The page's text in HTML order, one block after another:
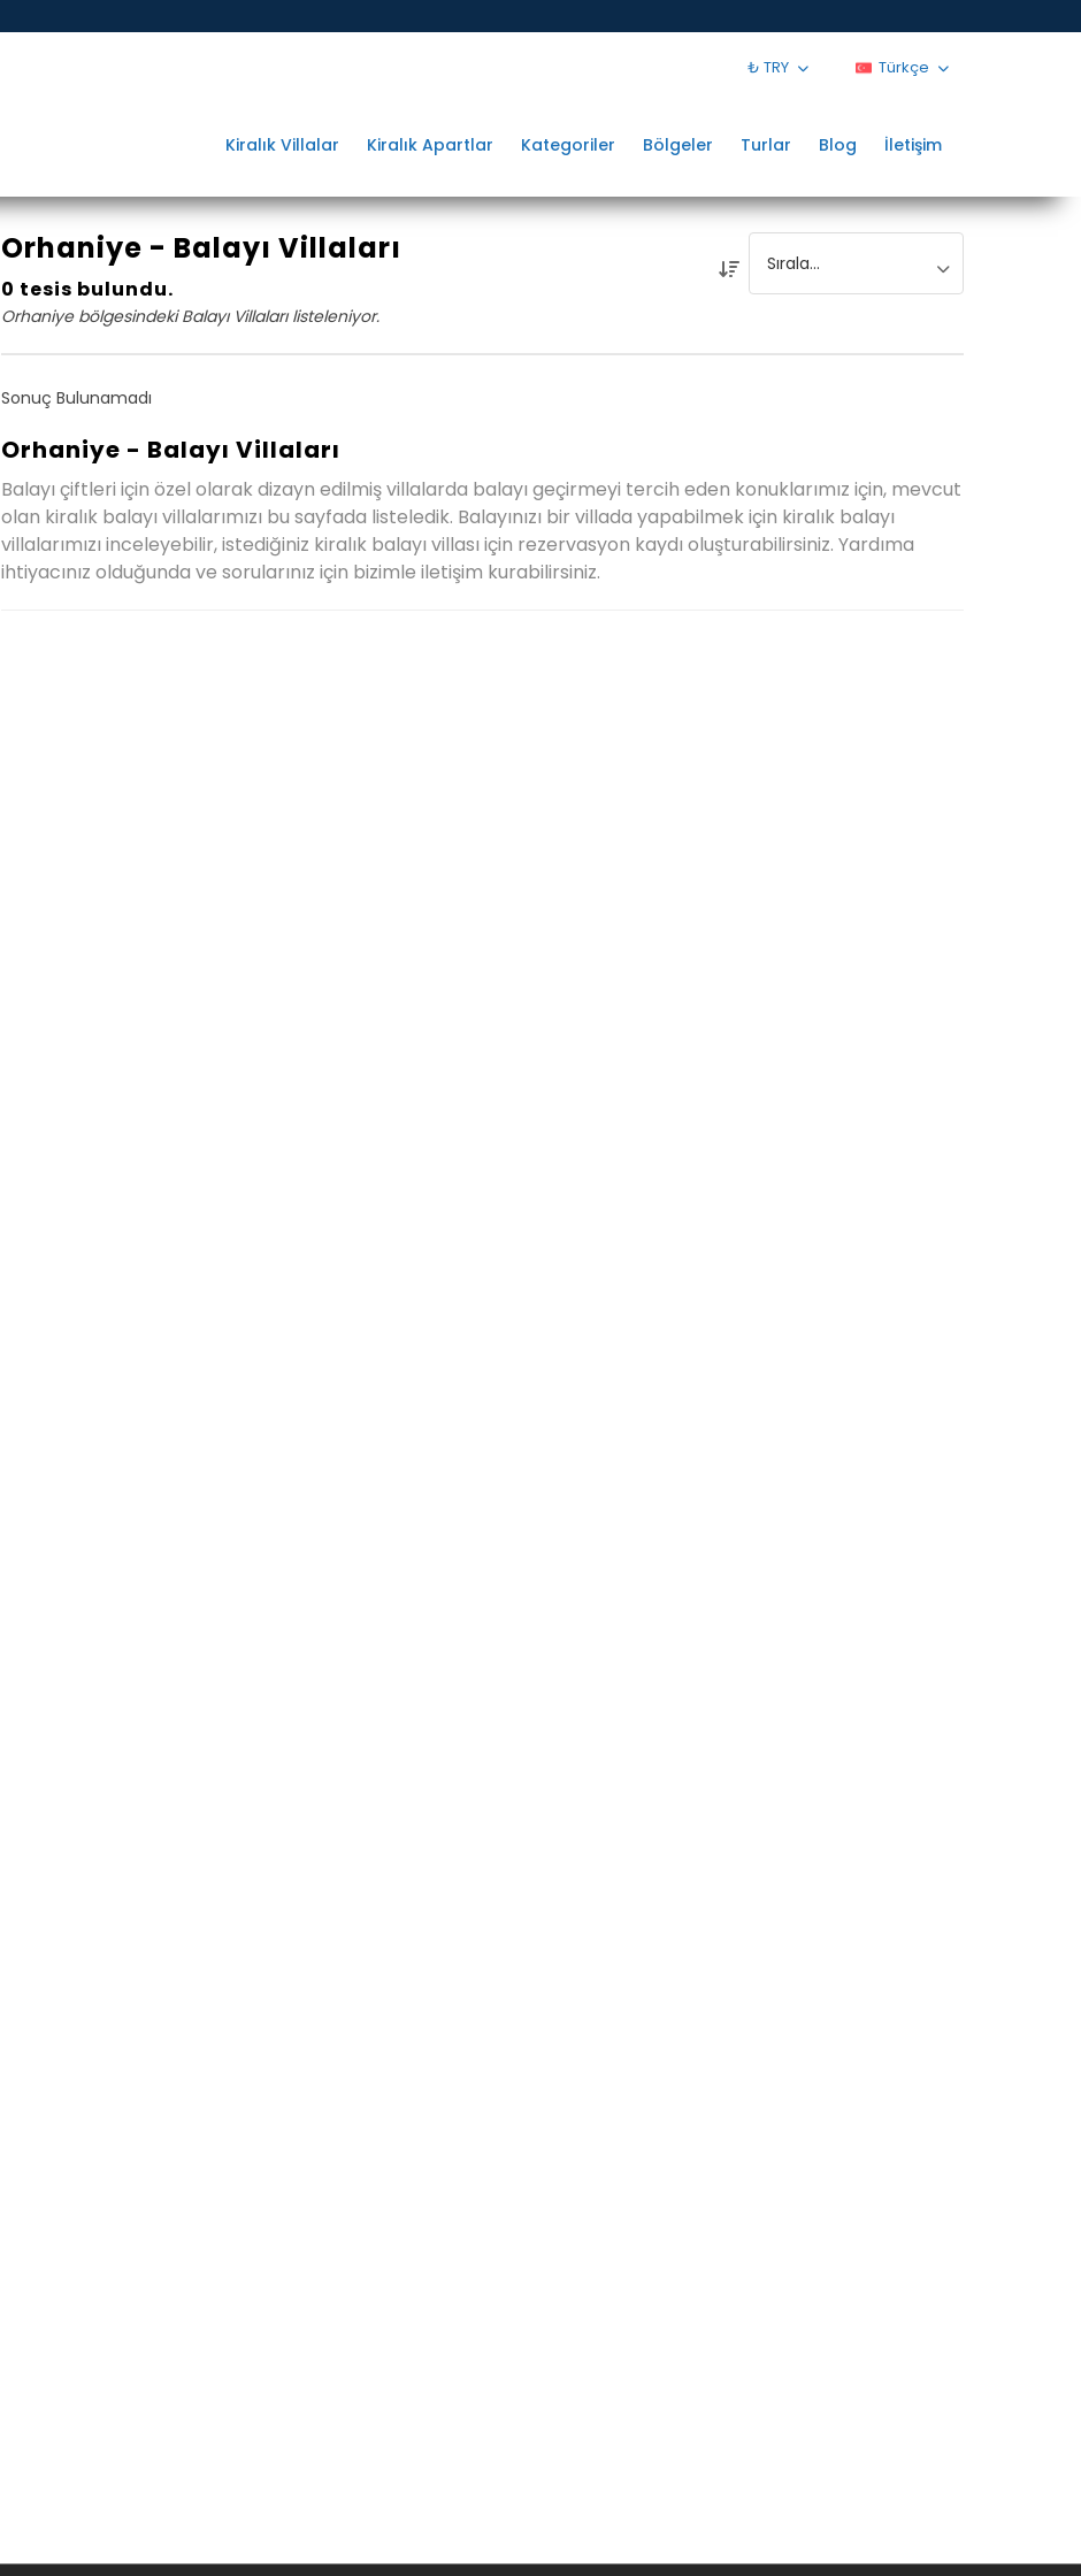
₺ TRY Türkçe
Kiralık Villalar Kiralık Apartlar Kategoriler Bölgeler Turlar Blog İletişim
Orhaniye - Balayı Villaları
0 tesis bulundu.
Orhaniye bölgesindeki Balayı Villaları listeleniyor.
Sonuç Bulunamadı
Orhaniye - Balayı Villaları
Balayı çiftleri için özel olarak dizayn edilmiş villalarda balayı geçirmeyi tercih eden konuklarımız için, mevcut
olan kiralık balayı villalarımızı bu sayfada listeledik. Balayınızı bir villada yapabilmek için kiralık balayı
villalarımızı inceleyebilir, istediğiniz kiralık balayı villası için rezervasyon kaydı oluşturabilirsiniz. Yardıma
ihtiyacınız olduğunda ve sorularınız için bizimle iletişim kurabilirsiniz.